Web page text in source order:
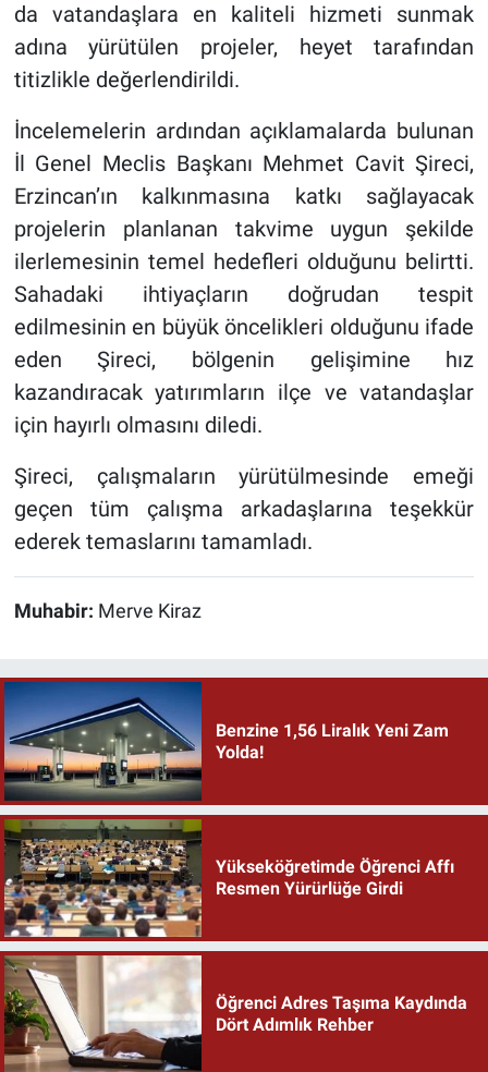
da vatandaşlara en kaliteli hizmeti sunmak
adına yürütülen projeler, heyet tarafından
titizlikle değerlendirildi.
İncelemelerin ardından açıklamalarda bulunan
İl Genel Meclis Başkanı Mehmet Cavit Şireci,
Erzincan’ın kalkınmasına katkı sağlayacak
projelerin planlanan takvime uygun şekilde
ilerlemesinin temel hedefleri olduğunu belirtti.
Sahadaki ihtiyaçların doğrudan tespit
edilmesinin en büyük öncelikleri olduğunu ifade
eden Şireci, bölgenin gelişimine hız
kazandıracak yatırımların ilçe ve vatandaşlar
için hayırlı olmasını diledi.
Şireci, çalışmaların yürütülmesinde emeği
geçen tüm çalışma arkadaşlarına teşekkür
ederek temaslarını tamamladı.
Muhabir: Merve Kiraz
Benzine 1,56 Liralık Yeni Zam
Yolda!
Yükseköğretimde Öğrenci Affı
Resmen Yürürlüğe Girdi
Öğrenci Adres Taşıma Kaydında
Dört Adımlık Rehber